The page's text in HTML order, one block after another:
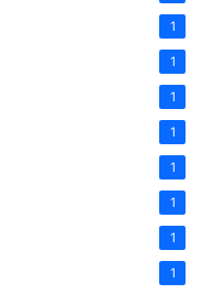
1
1
1
1
1
1
1
1